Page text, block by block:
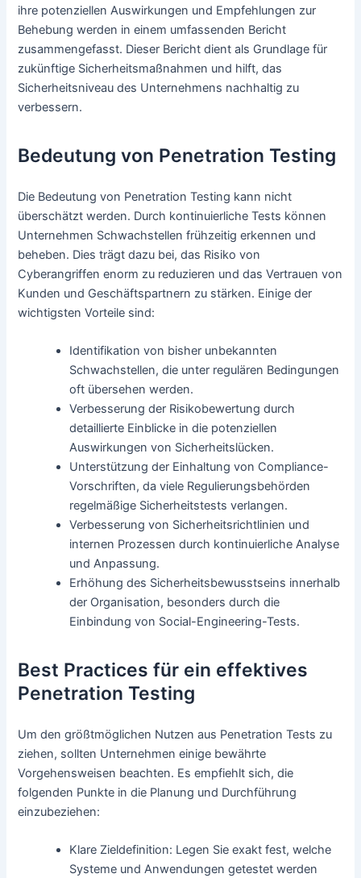
ihre potenziellen Auswirkungen und Empfehlungen zur
Behebung werden in einem umfassenden Bericht
zusammengefasst. Dieser Bericht dient als Grundlage für
zukünftige Sicherheitsmaßnahmen und hilft, das
Sicherheitsniveau des Unternehmens nachhaltig zu
verbessern.
Bedeutung von Penetration Testing
Die Bedeutung von Penetration Testing kann nicht
überschätzt werden. Durch kontinuierliche Tests können
Unternehmen Schwachstellen frühzeitig erkennen und
beheben. Dies trägt dazu bei, das Risiko von
Cyberangriffen enorm zu reduzieren und das Vertrauen von
Kunden und Geschäftspartnern zu stärken. Einige der
wichtigsten Vorteile sind:
Identifikation von bisher unbekannten
Schwachstellen, die unter regulären Bedingungen
oft übersehen werden.
Verbesserung der Risikobewertung durch
detaillierte Einblicke in die potenziellen
Auswirkungen von Sicherheitslücken.
Unterstützung der Einhaltung von Compliance-
Vorschriften, da viele Regulierungsbehörden
regelmäßige Sicherheitstests verlangen.
Verbesserung von Sicherheitsrichtlinien und
internen Prozessen durch kontinuierliche Analyse
und Anpassung.
Erhöhung des Sicherheitsbewusstseins innerhalb
der Organisation, besonders durch die
Einbindung von Social-Engineering-Tests.
Best Practices für ein effektives
Penetration Testing
Um den größtmöglichen Nutzen aus Penetration Tests zu
ziehen, sollten Unternehmen einige bewährte
Vorgehensweisen beachten. Es empfiehlt sich, die
folgenden Punkte in die Planung und Durchführung
einzubeziehen:
Klare Zieldefinition: Legen Sie exakt fest, welche
Systeme und Anwendungen getestet werden